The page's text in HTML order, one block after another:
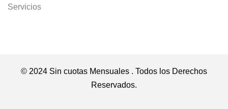
Servicios
© 2024 Sin cuotas Mensuales . Todos los Derechos
Reservados.